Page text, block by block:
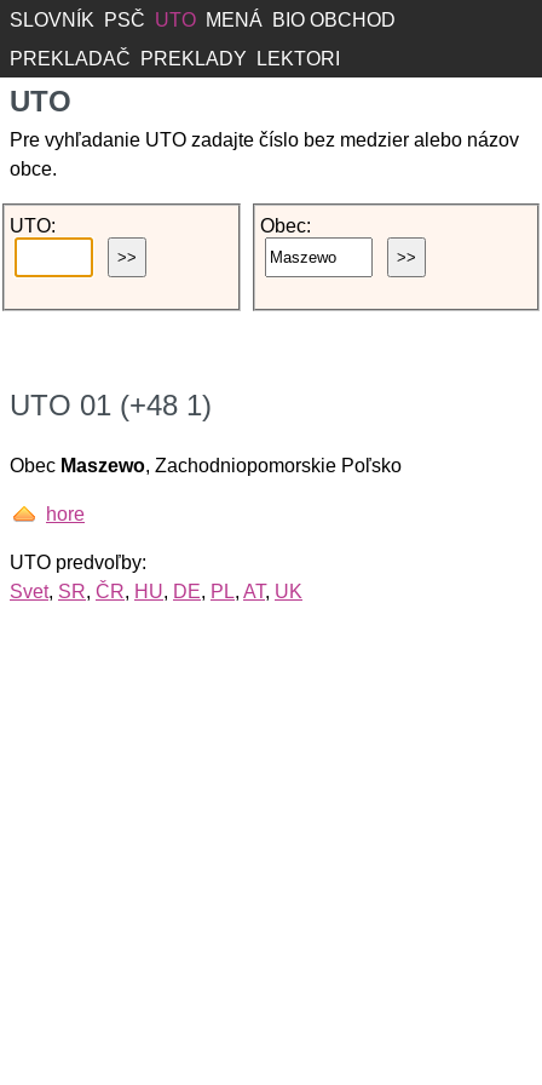
SLOVNÍK PSČ UTO MENÁ
BIO OBCHOD
PREKLADAČ
PREKLADY LEKTORI
UTO
Pre vyhľadanie UTO zadajte číslo bez medzier alebo názov
obce.
UTO: Obec:
UTO 01 (+48 1)
Obec Maszewo, Zachodniopomorskie Poľsko
hore
UTO predvoľby:
Svet, SR, ČR, HU, DE, PL, AT, UK